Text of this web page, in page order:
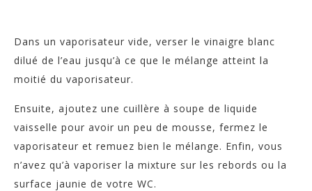
Dans un vaporisateur vide, verser le vinaigre blanc
dilué de l’eau jusqu’à ce que le mélange atteint la
moitié du vaporisateur.
Ensuite, ajoutez une cuillère à soupe de liquide
vaisselle pour avoir un peu de mousse, fermez le
vaporisateur et remuez bien le mélange. Enfin, vous
n’avez qu’à vaporiser la mixture sur les rebords ou la
surface jaunie de votre WC.